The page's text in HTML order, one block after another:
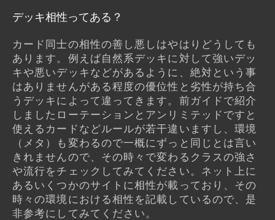
デッキ相性ってある？
カード同士の相性の善し悪しはやはりどうしても
あります。例えば自然系デッキに対して強いデッ
キや悪いデッキなどがあるように、絶対という事
はありませんがある程度の優位性と劣性が持ち合
うデッキによって違ってきます。前ガイドで紹介
しましたローテーションとアンリミテッドですと
使えるカードなどルールが若干違いますし、環境
（メタ）も変わるので一概にずっと同じとは言い
きれませんので、その時々で変わるクラスの強さ
や流行をチェックしてみてください。ネット上に
あるいくつかのサイトに相性が載っており、その
時々の環境における相性を記載しているので、是
非参考にしてみてください。